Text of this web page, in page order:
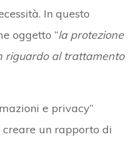
In questo
oggetto “la protezione
riguardo al trattamento
e privacy”
un rapporto di